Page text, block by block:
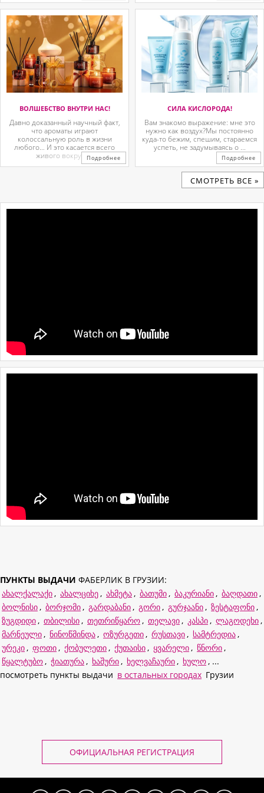
ВОЛШЕБСТВО ВНУТРИ НАС!
Давно доказанный научный факт,
что ароматы играют
колоссальную роль в жизни
любого… И это касается всего
живого вокруг. ...Подробнее
СИЛА КИСЛОРОДА!
Вам знакомо выражение: мне это
нужно как воздух?Мы постоянно
куда-то бежим, спешим, стараемся
успеть, не задумываясь о ...
Подробнее
CМОТРЕТЬ ВСЕ »
ПУНКТЫ ВЫДАЧИ ФАБЕРЛИК В ГРУЗИИ:
ახალქალაქი , ახალციხე , ახმეტა , ბათუმი , ბაკურიანი , ბაღდათი ,
ბოლნისი , ბორჯომი , გარდაბანი , გორი , გურჯაანი , ზესტაფონი ,
ზუგდიდი , თბილისი , თეთრიწყარო , თელავი , კასპი , ლაგოდეხი ,
მარნეული , ნინოწმინდა , ოზურგეთი , რუსთავი , სამტრედია ,
ურეკი , ფოთი , ქობულეთი , ქუთაისი , ყვარელი , წნორი ,
წყალტუბო , ჭიათურა , ხაშური , ხელვაჩაური , ხულო , ...
посмотреть пункты выдачи в остальных городах Грузии
ОФИЦИАЛЬНАЯ РЕГИСТРАЦИЯ